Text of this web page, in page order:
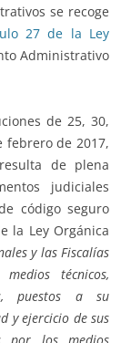
se recoge
27 de la Ley
Administrativo
de 25, 30,
febrero de 2017,
de plena
judiciales
código seguro
la Ley Orgánica
y las Fiscalías
técnicos,
puestos a su
y ejercicio de sus